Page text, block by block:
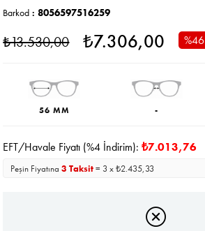
Barkod : 8056597516259
₺13.530,00 ₺7.306,00 %46
56 MM -
EFT/Havale Fiyatı (%4 İndirim):₺7.013,76
Peşin Fiyatına3 Taksit= 3 x ₺2.435,33